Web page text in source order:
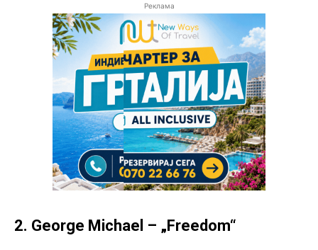
Реклама
2. George Michael – „Freedom“